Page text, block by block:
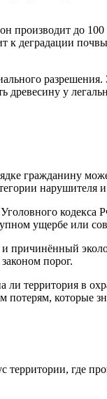
производит до
к деградации
древесину у
гражданину
нарушителя
ущербе или
и причинённый
порог.
ли территория в
потерям, которые
территории, где